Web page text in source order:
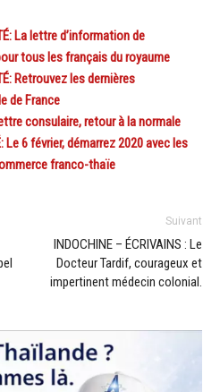
La lettre d’information de
tous les français du royaume
Retrouvez les dernières
de France
consulaire, retour à la normale
Le 6 février, démarrez 2020 avec les
franco-thaïe
Suivant
INDOCHINE – ÉCRIVAINS : Le
Docteur Tardif, courageux et
impertinent médecin colonial.